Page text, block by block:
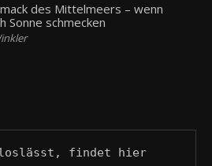
des Mittelmeers – wenn
Sonne schmecken
loslässt, findet hier